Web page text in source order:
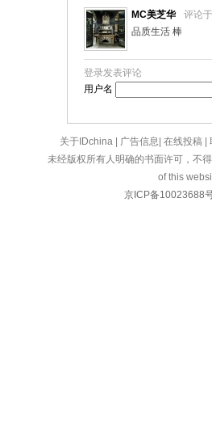
MC美芝华
评论于
品质生活 棒
登录发表评论
用户名
关于IDchina 广告信息 在线投稿
未经版权所有人明确的书面许可，不
of this
京ICP备10023688